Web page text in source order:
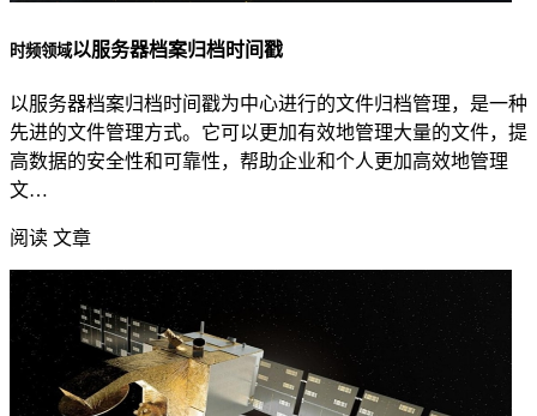
时频领域以服务器档案归档时间戳
以服务器档案归档时间戳为中心进行的文件归档管理，是一种
先进的文件管理方式。它可以更加有效地管理大量的文件，提
高数据的安全性和可靠性，帮助企业和个人更加高效地管理
文…
阅读 文章